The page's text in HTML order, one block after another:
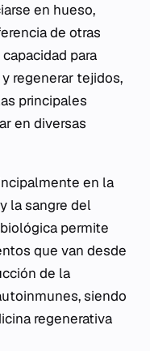
en hueso,
de otras
para
regenerar tejidos,
principales
en diversas
en la
la sangre del
permite
que van desde
de la
siendo
regenerativa